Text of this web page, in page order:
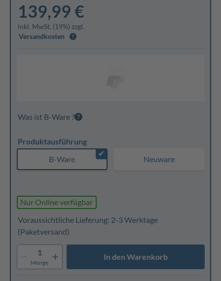
139,99 €
inkl. MwSt. (19%) zzgl.
Versandkosten
Was ist B-Ware ?
Produktausführung
✔
B-Ware Neuware
Nur Online verfügbar
Voraussichtliche Lieferung: 2-3 Werktage
(Paketversand)
1
Menge
In den Warenkorb